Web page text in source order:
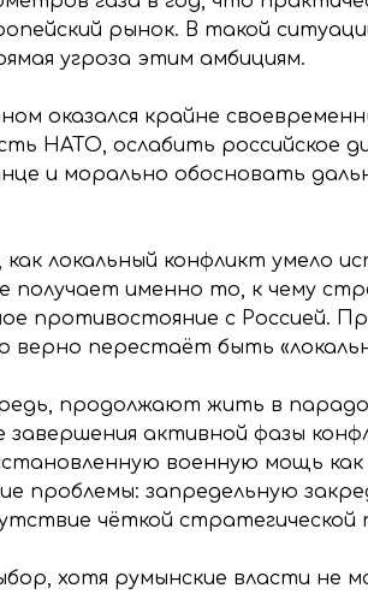
рынок. В такой
угроза этим амбициям.
оказался крайне
НАТО, ослабить российское
и морально обосновать
локальный конфликт умело
получает именно то, к чему
противостояние с Россией.
верно перестаёт быть
продолжают жить в
активной фазы
военную мощь
проблемы: запредельную
чёткой стратегической
хотя румынские власти